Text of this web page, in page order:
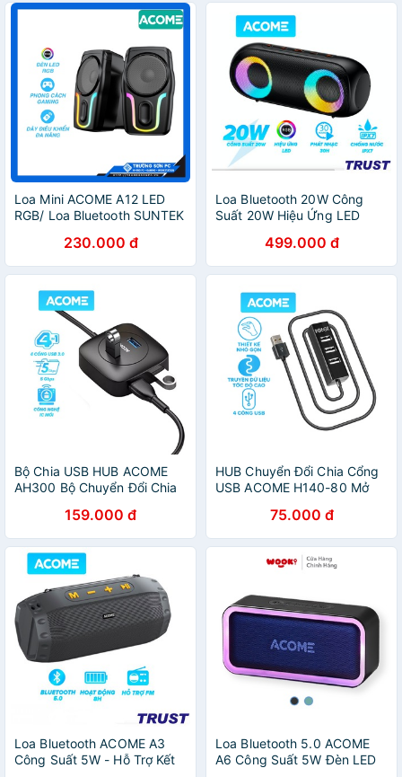
Loa Mini ACOME A12 LED
RGB/ Loa Bluetooth SUNTEK
Hãng Bảo Hàng 12 Tháng
230.000 đ
Loa Bluetooth 20W Công
Suất 20W Hiệu Ứng LED
Sử Dụng Liên Tục - ACOME
A20 - Hàng Chính Hãng
499.000 đ
Bộ Chia USB HUB ACOME
AH300 Bộ Chuyển Đổi Chia
Cao Dùng Cho Điện Thoại
Laptop PC
159.000 đ
HUB Chuyển Đổi Chia Cổng
USB ACOME H140-80 Mở
Nối Dài 80 Cm75.000 đ
Loa Bluetooth ACOME A3
Công Suất 5W - Hỗ Trợ Kết
Loa Bluetooth 5.0 ACOME
A6 Công Suất 5W Đèn LED